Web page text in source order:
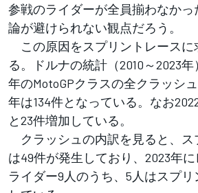
参戦のライダーが全員揃わなか
論が避けられない観点だろう。
この原因をスプリントレースに
る。ドルナの統計（2010～2023
年のMotoGPクラスの全クラッシ
年は134件となっている。なお
と23件増加している。
クラッシュの内訳を見ると、ス
は49件が発生しており、2023年
ライダー9人のうち、5人はスプ